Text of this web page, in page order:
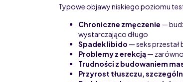
Typowe objawy niskiego poziomu
Chroniczne zmęczenie —
wystarczająco długo
Spadek libido — seks przestał
Problemy z erekcją—
Trudności z budowaniem
Przyrost tłuszczu,